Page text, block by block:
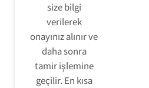
size bilgi
verilerek
onayınız alınır ve
daha sonra
tamir işlemine
geçilir. En kısa